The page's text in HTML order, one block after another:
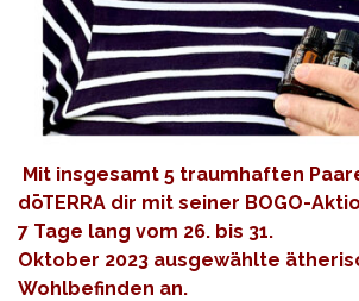
Mit insgesamt 5 traumhaften
dōTERRA dir mit seiner BOGO-
7 Tage lang vom 26. bis 31.
Oktober 2023 ausgewählte
Wohlbefinden an.